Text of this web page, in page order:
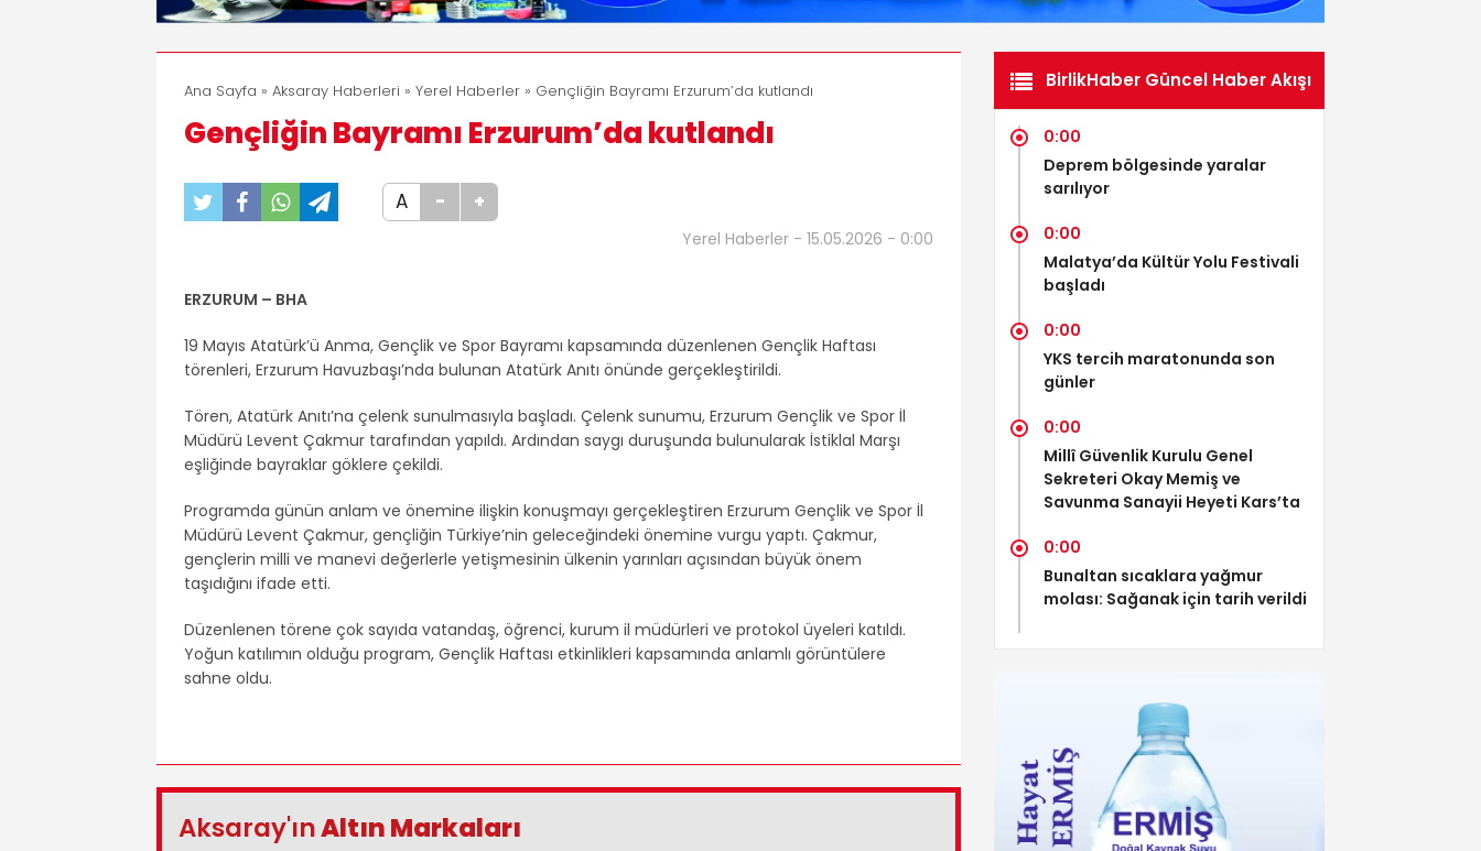
Ana Sayfa » Aksaray Haberleri » Yerel Haberler » Gençliğin Bayramı Erzurum’da kutlandı
Gençliğin Bayramı Erzurum’da kutlandı
A - +
Yerel Haberler - 15.05.2026 - 0:00
ERZURUM – BHA
19 Mayıs Atatürk’ü Anma, Gençlik ve Spor Bayramı kapsamında düzenlenen Gençlik Haftası
törenleri, Erzurum Havuzbaşı’nda bulunan Atatürk Anıtı önünde gerçekleştirildi.
Tören, Atatürk Anıtı’na çelenk sunulmasıyla başladı. Çelenk sunumu, Erzurum Gençlik ve Spor İl
Müdürü Levent Çakmur tarafından yapıldı. Ardından saygı duruşunda bulunularak İstiklal Marşı
eşliğinde bayraklar göklere çekildi.
Programda günün anlam ve önemine ilişkin konuşmayı gerçekleştiren Erzurum Gençlik ve Spor İl
Müdürü Levent Çakmur, gençliğin Türkiye’nin geleceğindeki önemine vurgu yaptı. Çakmur,
gençlerin milli ve manevi değerlerle yetişmesinin ülkenin yarınları açısından büyük önem
taşıdığını ifade etti.
Düzenlenen törene çok sayıda vatandaş, öğrenci, kurum il müdürleri ve protokol üyeleri katıldı.
Yoğun katılımın olduğu program, Gençlik Haftası etkinlikleri kapsamında anlamlı görüntülere
sahne oldu.
Aksaray'ınAltın Markaları
BirlikHaber Güncel Haber Akışı
0:00
Deprem bölgesinde yaralar
sarılıyor
0:00
Malatya’da Kültür Yolu Festivali
başladı
0:00
YKS tercih maratonunda son
günler
0:00
Millî Güvenlik Kurulu Genel
Sekreteri Okay Memiş ve
Savunma Sanayii Heyeti Kars’ta
0:00
Bunaltan sıcaklara yağmur
molası: Sağanak için tarih verildi